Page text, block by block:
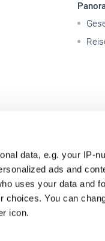
data, e.g. your IP-
ads and
uses your data and
choices. You can
icon.